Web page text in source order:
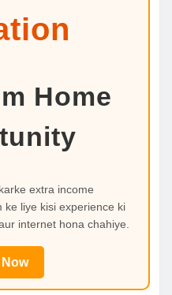
Home
extra income
ke liye kisi experience ki
internet hona chahiye.